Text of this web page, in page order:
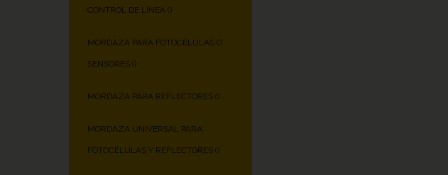
CONTROL DE LÍNEA ()
MORDAZA PARA FOTOCÉLULAS O
SENSORES ()
MORDAZA PARA REFLECTORES ()
MORDAZA UNIVERSAL PARA
FOTOCÉLULAS Y REFLECTORES ()